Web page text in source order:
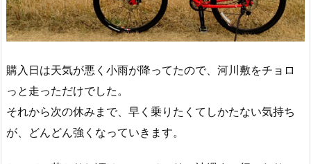
購入日は天気が悪く小雨が降ってたので、河川敷をチョロ
っと走っただけでした。
それから次の休みまで、早く乗りたくてしかたない気持ち
が、どんどん強くなっていきます。